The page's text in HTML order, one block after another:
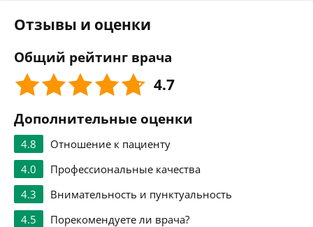
Отзывы и оценки
Общий рейтинг врача
4.7
Дополнительные оценки
4.8
Отношение к пациенту
4.0
Профессиональные качества
4.3
Внимательность и пунктуальность
4.5
Порекомендуете ли врача?